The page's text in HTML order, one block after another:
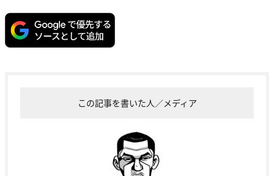
この記事を書いた人／メディア